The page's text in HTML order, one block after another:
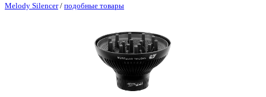
Melody Silencer/ подобные товары